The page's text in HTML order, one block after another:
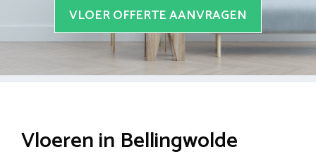
VLOER OFFERTE AANVRAGEN
Vloeren in Bellingwolde